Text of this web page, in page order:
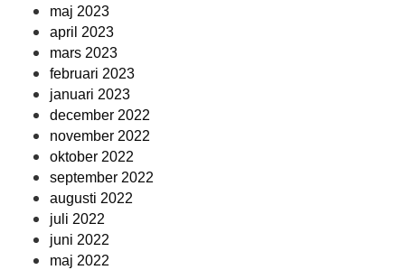
maj 2023
april 2023
mars 2023
februari 2023
januari 2023
december 2022
november 2022
oktober 2022
september 2022
augusti 2022
juli 2022
juni 2022
maj 2022